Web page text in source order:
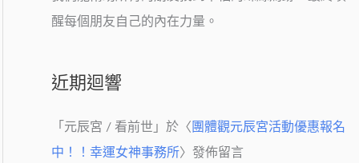
醒每個朋友自己的內在力量。
近期迴響
「 元辰宮 / 看前世 」於〈 團體觀元辰宮活動優惠報名
中！！幸運女神事務所〉發佈留言